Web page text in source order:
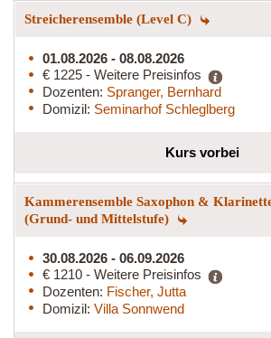
Streicherensemble (Level C)
01.08.2026 - 08.08.2026
€ 1225 - Weitere Preisinfos
Dozenten: Spranger, Bernhard
Domizil: Seminarhof Schleglberg
Kurs vorbei
Kammerensemble Saxophon &
(Grund- und Mittelstufe)
30.08.2026 - 06.09.2026
€ 1210 - Weitere Preisinfos
Dozenten: Fischer, Jutta
Domizil: Villa Sonnwend